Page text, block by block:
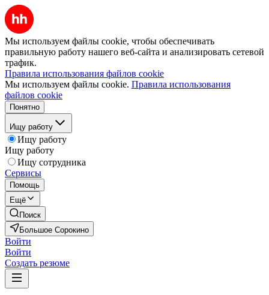
Мы используем файлы cookie, чтобы обеспечивать
правильную работу нашего веб-сайта и анализировать сетевой
трафик.
Правила использования файлов cookie
Мы используем файлы cookie. Правила использования
файлов cookie
Понятно
Ищу работу
Ищу работу
Ищу работу
Ищу сотрудника
Сервисы
Помощь
Ещё
Поиск
Большое Сорокино
Войти
Войти
Создать резюме